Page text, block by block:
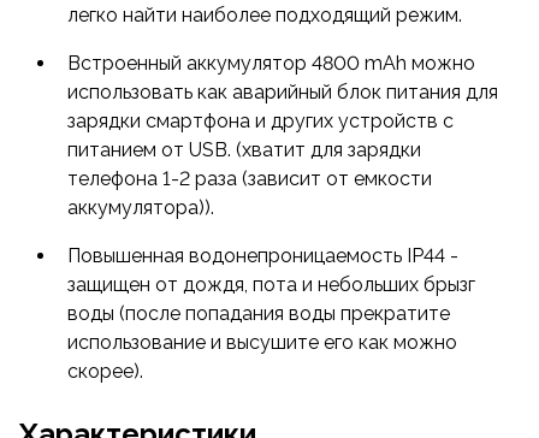
легко найти наиболее подходящий режим.
Встроенный аккумулятор 4800 mAh можно
использовать как аварийный блок питания для
зарядки смартфона и других устройств с
питанием от USB. (хватит для зарядки
телефона 1-2 раза (зависит от емкости
аккумулятора)).
Повышенная водонепроницаемость IP44 -
защищен от дождя, пота и небольших брызг
воды (после попадания воды прекратите
использование и высушите его как можно
скорее).